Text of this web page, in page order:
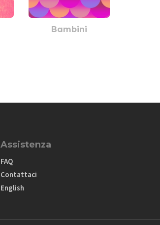
Bambini
Assistenza
FAQ
Contattaci
English